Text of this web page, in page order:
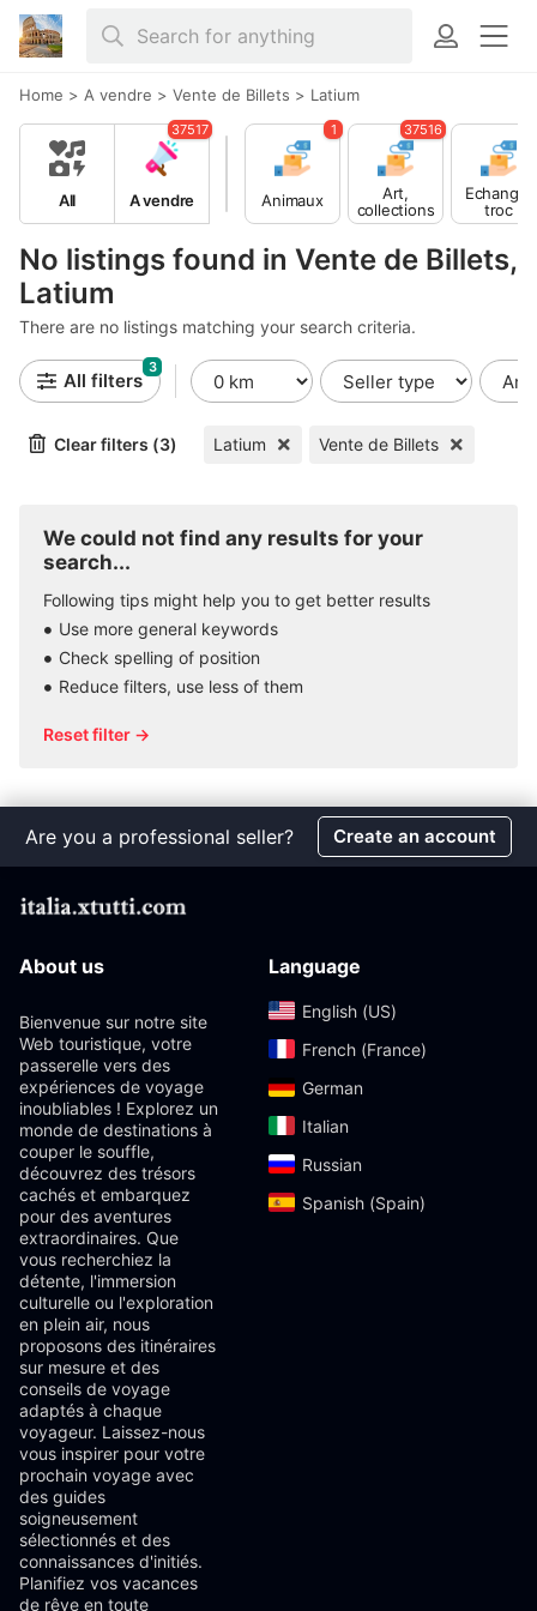
Home > A vendre > Vente de Billets > Latium
No listings found in Vente de Billets,
Latium
There are no listings matching your search criteria.
All A vendre
37517
Animaux
1
Art,
collections
37516
Echange,
troc
All filters
3
Clear filters (3) Latium Vente de Billets
We could not find any results for your
search...
Following tips might help you to get better results
Use more general keywords
Check spelling of position
Reduce filters, use less of them
Reset filter →
Are you a professional seller? Create an account
About us
Bienvenue sur notre site
Web touristique, votre
passerelle vers des
expériences de voyage
inoubliables ! Explorez un
monde de destinations à
couper le souffle,
découvrez des trésors
cachés et embarquez
pour des aventures
extraordinaires. Que
vous recherchiez la
détente, l'immersion
culturelle ou l'exploration
en plein air, nous
proposons des itinéraires
sur mesure et des
conseils de voyage
adaptés à chaque
voyageur. Laissez-nous
vous inspirer pour votre
prochain voyage avec
des guides
soigneusement
sélectionnés et des
connaissances d'initiés.
Planifiez vos vacances
de rêve en toute
Language
English (US)‎
French (France)‎
German‎
Italian‎
Russian‎
Spanish (Spain)‎